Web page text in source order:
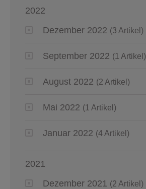
2022
Dezember 2022 (3 Artikel)
September 2022 (1 Artikel)
August 2022 (2 Artikel)
Mai 2022 (1 Artikel)
Januar 2022 (4 Artikel)
2021
Dezember 2021 (2 Artikel)